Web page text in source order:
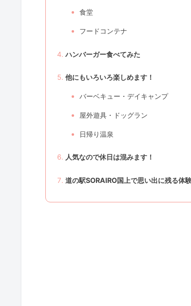
食堂
フードコンテナ
ハンバーガー食べてみた
他にもいろいろ楽しめます！
バーベキュー・デイキャンプ
屋外遊具・ドッグラン
日帰り温泉
人気なので休日は混みます！
道の駅SORAIRO国上で思い出に残る体